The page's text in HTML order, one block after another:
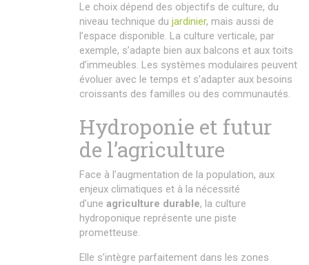
Le choix dépend des objectifs de culture, du
niveau technique du jardinier, mais aussi de
l’espace disponible. La culture verticale, par
exemple, s’adapte bien aux balcons et aux toits
d’immeubles. Les systèmes modulaires peuvent
évoluer avec le temps et s’adapter aux besoins
croissants des familles ou des communautés.
Hydroponie et futur
de l’agriculture
Face à l’augmentation de la population, aux
enjeux climatiques et à la nécessité
d’une agriculture durable, la culture
hydroponique représente une piste
prometteuse.
Elle s’intègre parfaitement dans les zones